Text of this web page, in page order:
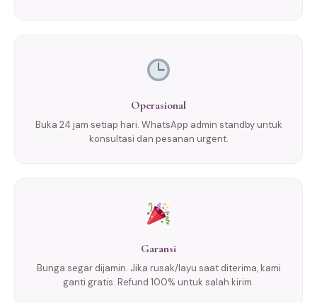
Operasional
Buka 24 jam setiap hari. WhatsApp admin standby untuk
konsultasi dan pesanan urgent.
Garansi
Bunga segar dijamin. Jika rusak/layu saat diterima, kami
ganti gratis. Refund 100% untuk salah kirim.